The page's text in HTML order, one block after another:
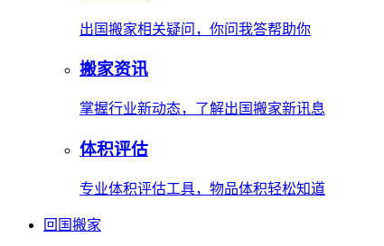
出国搬家相关疑问，你问我答帮助你
搬家资讯
掌握行业新动态，了解出国搬家新讯息
体积评估
专业体积评估工具，物品体积轻松知道
回国搬家